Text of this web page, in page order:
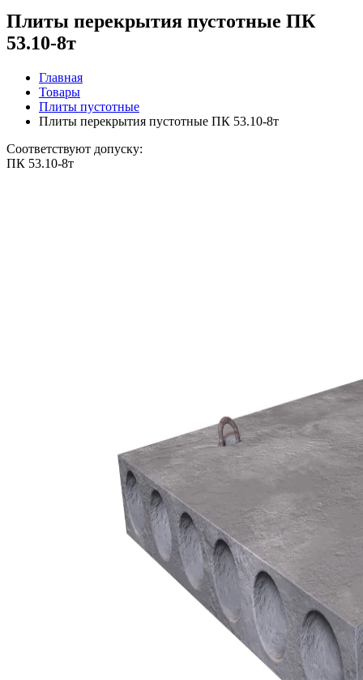
Плиты перекрытия пустотные ПК
53.10-8т
Главная
Товары
Плиты пустотные
Плиты перекрытия пустотные ПК 53.10-8т
Соответствуют допуску:
ПК 53.10-8т